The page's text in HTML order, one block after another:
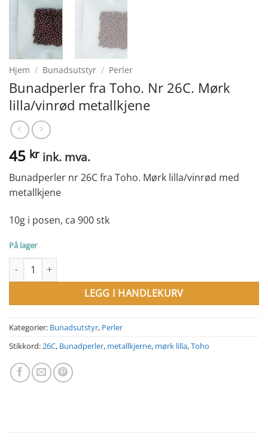
Hjem / Bunadsutstyr / Perler
Bunadperler fra Toho. Nr 26C. Mørk
lilla/vinrød metallkjene
45 kr ink. mva.
Bunadperler nr 26C fra Toho. Mørk lilla/vinrød med
metallkjene
10g i posen, ca 900 stk
På lager
Bunadperler fra Toho. Nr 26C. Mørk lilla/vinrød metallkjene
LEGG I HANDLEKURV
Kategorier: Bunadsutstyr, Perler
Stikkord:26C, Bunadperler, metallkjerne, mørk lilla,Toho